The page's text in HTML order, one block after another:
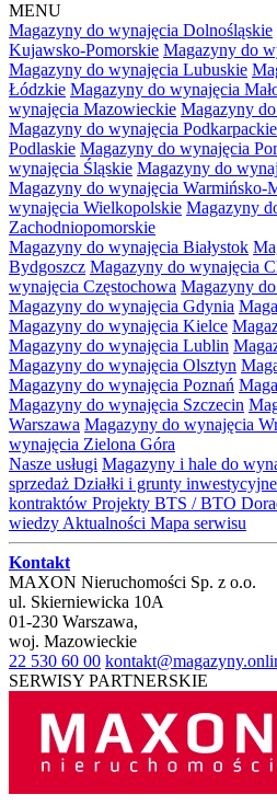
MENU
Magazyny do wynajęcia Dolnośląskie
Kujawsko-Pomorskie Magazyny do
Magazyny do wynajęcia Lubuskie
Łódzkie Magazyny do wynajęcia
wynajęcia Mazowieckie Magazyny
Magazyny do wynajęcia Podkarpackie
Podlaskie Magazyny do wynajęcia
wynajęcia Śląskie Magazyny do
Magazyny do wynajęcia Warmińsko-
wynajęcia Wielkopolskie Magazyny
Zachodniopomorskie
Magazyny do wynajęcia Białystok
Bydgoszcz Magazyny do wynajęcia
wynajęcia Częstochowa Magazyny
Magazyny do wynajęcia Gdynia
Magazyny do wynajęcia Kielce
Magazyny do wynajęcia Lublin
Magazyny do wynajęcia Olsztyn
Magazyny do wynajęcia Poznań
Magazyny do wynajęcia Szczecin
Warszawa Magazyny do wynajęcia
wynajęcia Zielona Góra
Nasze usługi Magazyny i hale do
sprzedaż Działki i grunty inwestycyjne
kontraktów Projekty BTS / BTO
wiedzy Aktualności Mapa serwisu
Kontakt
MAXON Nieruchomości Sp. z o.o.
ul. Skierniewicka 10A
01-230 Warszawa,
woj. Mazowieckie
22 530 60 00
SERWISY PARTNERSKIE